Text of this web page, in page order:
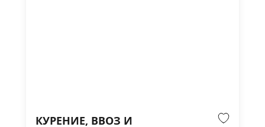
КУРЕНИЕ, ВВОЗ И